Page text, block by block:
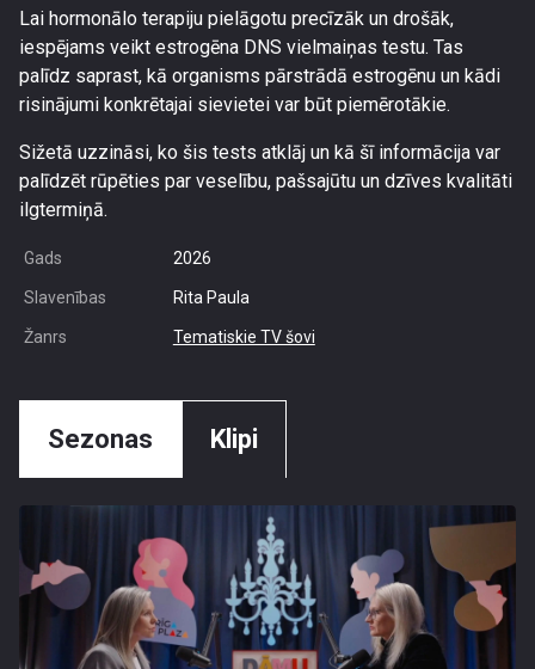
Lai hormonālo terapiju pielāgotu precīzāk un drošāk,
iespējams veikt estrogēna DNS vielmaiņas testu. Tas
palīdz saprast, kā organisms pārstrādā estrogēnu un kādi
risinājumi konkrētajai sievietei var būt piemērotākie.
Sižetā uzzināsi, ko šis tests atklāj un kā šī informācija var
palīdzēt rūpēties par veselību, pašsajūtu un dzīves kvalitāti
ilgtermiņā.
Gads 2026
Slavenības Rita Paula
Žanrs Tematiskie TV šovi
Sezonas Klipi